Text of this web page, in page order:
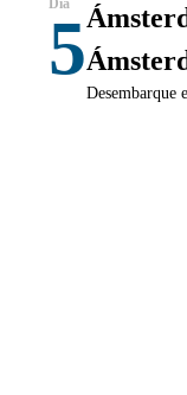
5
Desembarque